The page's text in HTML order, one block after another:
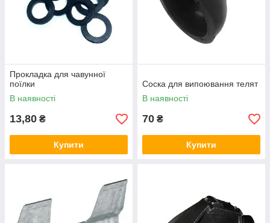
Прокладка для чавунної
поїлки
В наявності
13,80 ₴
Купити
Соска для випоювання телят
В наявності
70 ₴
Купити